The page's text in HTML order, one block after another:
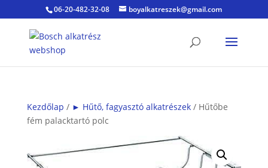
06-20-482-32-08 boyalkatreszek@gmail.com
Kezdőlap / ► Hűtő, fagyasztó alkatrészek/ Hűtőbe
fém palacktartó polc